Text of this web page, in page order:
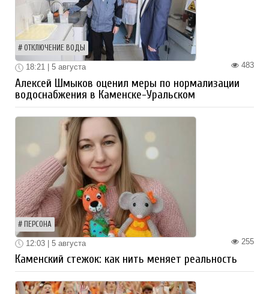
ОТКЛЮЧЕНИЕ ВОДЫ
483
18:21 | 5 августа
Алексей Шмыков оценил меры по нормализации
водоснабжения в Каменске-Уральском
ПЕРСОНА
255
12:03 | 5 августа
Каменский стежок: как нить меняет реальность